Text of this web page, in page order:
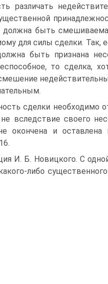
различать
должна быть
для силы сделки. Так,
быть признана
то сделка,
сделки необходимо
вследствие своего
окончена и
И. Б. Новицкого. С
либо